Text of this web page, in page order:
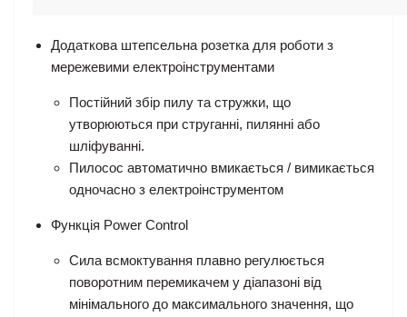
Додаткова штепсельна розетка для роботи з
мережевими електроінструментами
Постійний збір пилу та стружки, що
утворюються при струганні, пилянні або
шліфуванні.
Пилосос автоматично вмикається / вимикається
одночасно з електроінструментом
Функція Power Control
Сила всмоктування плавно регулюється
поворотним перемикачем у діапазоні від
мінімального до максимального значення, що